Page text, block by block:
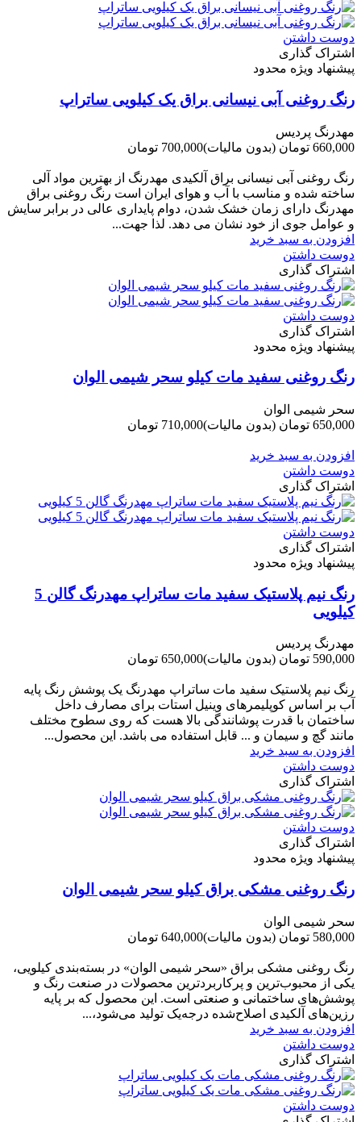
دوست داشتن
اشتراک گذاری
پیشنهاد ویژه محدود
رنگ روغنی آبی نیسانی براق یک کیلویی ساتراپ
مهدرنگ پردیس
660,000 تومان
(بدون مالیات)700,000 تومان
رنگ روغنی آبی نیسانی براق آلکیدی مهدرنگ از بهترین مواد آلی
ساخته شده و مناسب با آب و هوای ایران است رنگ روغنی براق
مهدرنگ دارای زﻣﺎن ﺧﺸﮏ ﺷﺪن، دوام ﭘﺎﯾﺪاری عالی در ﺑﺮاﺑﺮ ﺳﺎﯾﺶ
و ﻋﻮاﻣﻞ ﺟﻮی از ﺧﻮد ﻧﺸﺎن ﻣﯽ دﻫﺪ. ﻟﺬا ﺟﻬﺖ...
افزودن به سبد خرید
دوست داشتن
اشتراک گذاری
دوست داشتن
اشتراک گذاری
پیشنهاد ویژه محدود
رنگ روغنی سفید مات کیلو سحر شیمی الوان
سحر شیمی الوان
650,000 تومان
(بدون مالیات)710,000 تومان
افزودن به سبد خرید
دوست داشتن
اشتراک گذاری
دوست داشتن
اشتراک گذاری
پیشنهاد ویژه محدود
رنگ نیم پلاستیک سفید مات ساتراپ مهدرنگ گالن 5
کیلویی
مهدرنگ پردیس
590,000 تومان
(بدون مالیات)650,000 تومان
رنگ نیم پلاستیک سفید مات ساتراپ مهدرنگ یک پوشش رنگ پایه
آب بر اساس کوپلیمرهای وینیل استات برای مصارف داخل
ساختمان با قدرت پوشانندگی بالا هست که روی سطوح مختلف
مانند گچ و سیمان و ... قابل استفاده می باشد. این محصول...
افزودن به سبد خرید
دوست داشتن
اشتراک گذاری
دوست داشتن
اشتراک گذاری
پیشنهاد ویژه محدود
رنگ روغنی مشکی براق کیلو سحر شیمی الوان
سحر شیمی الوان
580,000 تومان
(بدون مالیات)640,000 تومان
رنگ روغنی مشکی براق «سحر شیمی الوان» در بسته‌بندی کیلویی،
یکی از محبوب‌ترین و پرکاربردترین محصولات در صنعت رنگ و
پوشش‌های ساختمانی و صنعتی است. این محصول که بر پایه
رزین‌های آلکیدی اصلاح‌شده درجه‌یک تولید می‌شود،...
افزودن به سبد خرید
دوست داشتن
اشتراک گذاری
دوست داشتن